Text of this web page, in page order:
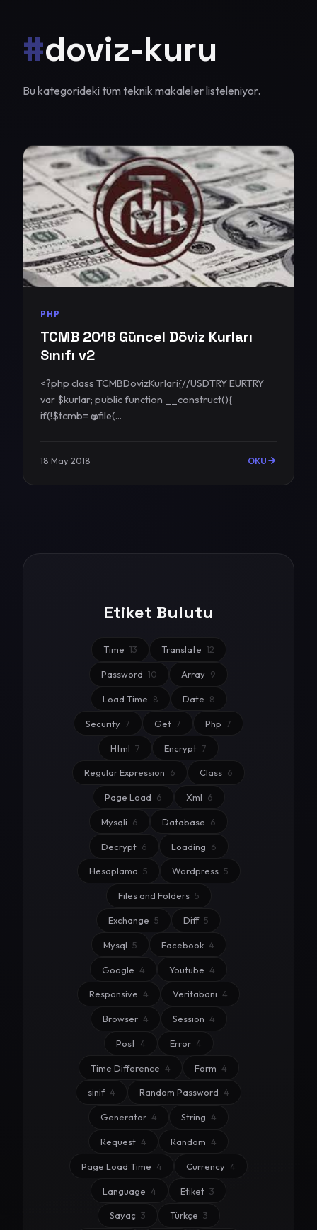
#doviz-kuru
Bu kategorideki tüm teknik makaleler listeleniyor.
PHP
TCMB 2018 Güncel Döviz Kurları
Sınıfı v2
<?php class TCMBDovizKurlari{//USDTRY EURTRY
var $kurlar; public function __construct(){
if(!$tcmb= @file(...
18 May 2018 OKU
Etiket Bulutu
Time 13 Translate 12
Password 10 Array 9
Load Time 8 Date 8
Security 7 Get 7 Php 7
Html 7 Encrypt 7
Regular Expression 6 Class 6
Page Load 6 Xml 6
Mysqli 6 Database 6
Decrypt 6 Loading 6
Hesaplama 5 Wordpress 5
Files and Folders 5
Exchange 5 Diff 5
Mysql 5 Facebook 4
Google 4 Youtube 4
Responsive 4 Veritabanı 4
Browser 4 Session 4
Post 4 Error 4
Time Difference 4 Form 4
sinif 4 Random Password 4
Generator 4 String 4
Request 4 Random 4
Page Load Time 4 Currency 4
Language 4 Etiket 3
Sayaç 3 Türkçe 3